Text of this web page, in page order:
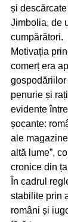
și
Jimbolia, de
cumpărători.
Motivația
comerț era
gospodăriilor
penurie și
evidente
șocante:
ale
altă lume”,
cronice din
În cadrul
stabilite prin
români și